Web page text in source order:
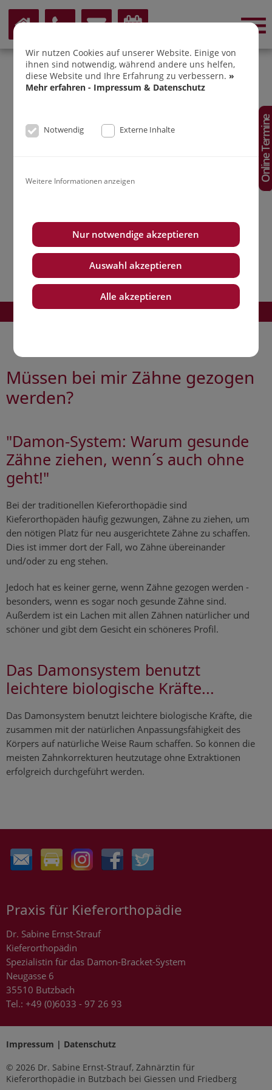
Wir nutzen Cookies auf unserer Website. Einige von
ihnen sind notwendig, während andere uns helfen,
diese Website und Ihre Erfahrung zu verbessern.»
Mehr erfahren - Impressum & Datenschutz
Notwendig Externe Inhalte
Weitere Informationen anzeigen
Nur notwendige akzeptieren
Auswahl akzeptieren
Alle akzeptieren
Online Termine
DR. SABINE ERNST-
Kieferorthopädie Butzbach
TEL.: +49 (0)6033 - 97 26 93
Müssen bei mir Zähne gezogen
werden?
"Damon-System: Warum gesunde
Zähne ziehen, wenn´s auch ohne
geht!"
Bei der traditionellen Kieferorthopädie sind
Kieferorthopäden häufig gezwungen, Zähne zu ziehen, um
den nötigen Platz für neu ausgerichtete Zähne zu schaffen.
Dies ist immer dort der Fall, wo Zähne übereinander
und/oder zu eng stehen.
Jedoch hat es keiner gerne, wenn Zähne gezogen werden -
besonders, wenn es sogar noch gesunde Zähne sind.
Außerdem ist ein Lachen mit allen Zähnen natürlicher und
schöner und gibt dem Gesicht ein schöneres Profil.
Das Damonsystem benutzt
leichtere biologische Kräfte...
Das Damonsystem benutzt leichtere biologische Kräfte, die
zusammen mit der natürlichen Anpassungsfähigkeit des
Körpers auf natürliche Weise Raum schaffen. So können die
meisten Zahnkorrekturen heutzutage ohne Extraktionen
erfolgreich durchgeführt werden.
Praxis für Kieferorthopädie
Dr. Sabine Ernst-Strauf
Kieferorthopädin
Spezialistin für das Damon-Bracket-System
Neugasse 6
35510 Butzbach
Tel.: +49 (0)6033 - 97 26 93
Impressum | Datenschutz
© 2026 Dr. Sabine Ernst-Strauf, Zahnärztin für
Kieferorthopädie in Butzbach bei Giessen und Friedberg